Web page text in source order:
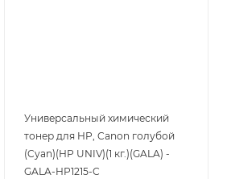
Универсальный химический
тонер для HP, Canon голубой
(Cyan)(HP UNIV)(1 кг.)(GALA) -
GALA-HP1215-C